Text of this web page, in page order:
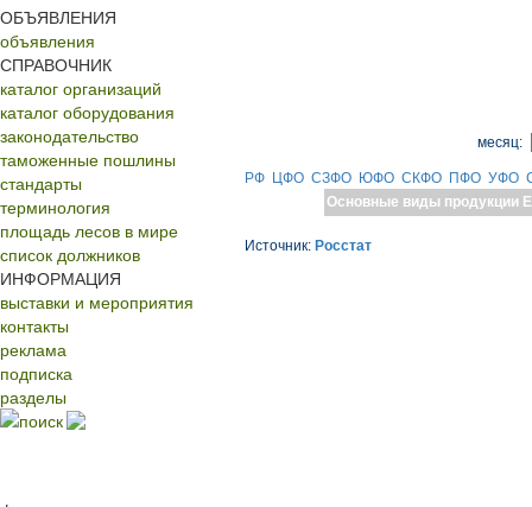
ОБЪЯВЛЕНИЯ
объявления
СПРАВОЧНИК
каталог организаций
каталог оборудования
законодательство
таможенные пошлины
стандарты
терминология
площадь лесов в мире
список должников
ИНФОРМАЦИЯ
выставки и мероприятия
контакты
реклама
подписка
разделы
поиск
месяц:
РФ ЦФО СЗФО ЮФО СКФО ПФО УФО
Основные виды продукции
Источник: Росстат